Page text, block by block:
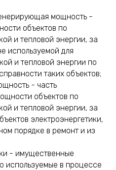
мощность -
объектов по
и тепловой энергии, за
используемой для
и тепловой энергии по
таких объектов;
- часть
объектов по
и тепловой энергии, за
электроэнергетики,
порядке в ремонт и из
- имущественные
используемые в процессе